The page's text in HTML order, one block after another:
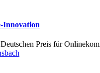
Innovation
Deutschen Preis für